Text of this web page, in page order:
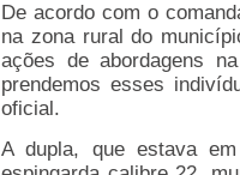
De acordo com o
na zona rural do
ações de abordagens
prendemos esses
oficial.
A dupla, que estava